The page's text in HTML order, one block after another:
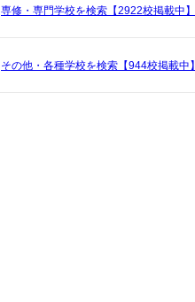
専修・専門学校を検索【2922校掲載中】
その他・各種学校を検索【944校掲載中】